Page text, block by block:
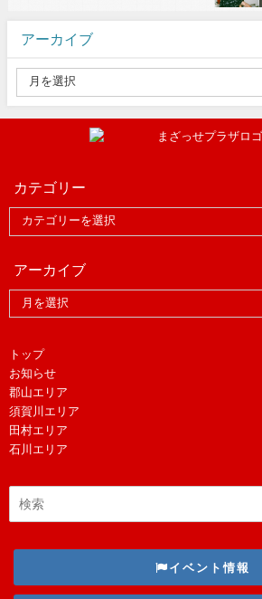
アーカイブ
カテゴリー
アーカイブ
トップ
お知らせ
郡山エリア
須賀川エリア
田村エリア
石川エリア
イベント情報